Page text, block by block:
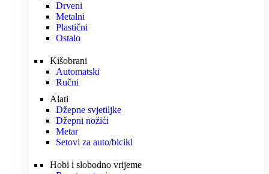
Drveni
Metalni
Plastični
Ostalo
Kišobrani
Automatski
Ručni
Alati
Džepne svjetiljke
Džepni nožići
Metar
Setovi za auto/bicikl
Hobi i slobodno vrijeme